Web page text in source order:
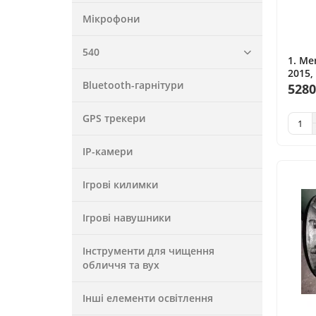
Мікрофони
540
Bluetooth-гарнітури
GPS трекери
IP-камери
Ігрові килимки
Ігрові навушники
Інструменти для чищення
обличчя та вух
Інші елементи освітлення
1.
2.1